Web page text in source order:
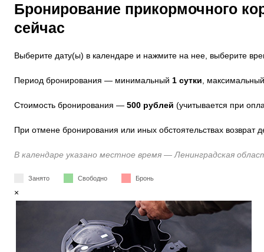
Бронирование прикормочного
сейчас
Выберите дату(ы) в календаре и нажмите на нее, выберите
Период бронирования — минимальный 1 сутки ,
Стоимость бронирования — 500 рублей (учитывается при
При отмене бронирования или иных обстоятельствах возврат
В календаре указано местное время — Ленинградская
Занято Свободно Бронь
×